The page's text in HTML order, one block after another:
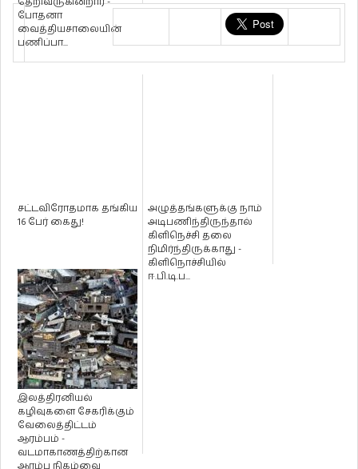
போதனா
வைத்தியசாலையின்
பணிப்பா...
சட்டவிரோதமாக தங்கிய
16 பேர் கைது!
அழுத்தங்களுக்கு நாம்
அடிபணிந்திருந்தால்
கிளிநெச்சி தலை
நிமிர்ந்திருக்காது -
கிளிநொச்சியில்
ஈ.பி.டி.ப...
இலத்திரனியல்
கழிவுகளை சேகரிக்கும்
வேலைத்திட்டம்
ஆரம்பம் -
வடமாகாணத்திற்கான